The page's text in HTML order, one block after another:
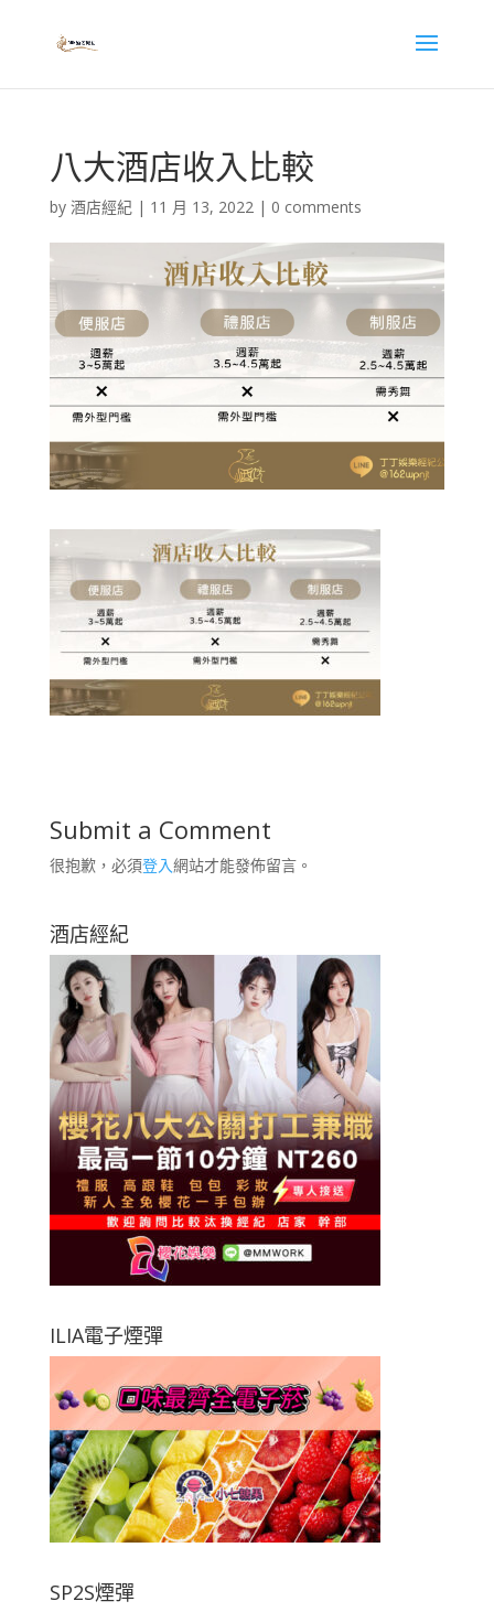
八大酒店收入比較
by 酒店經紀| 11 月 13, 2022| 0 comments
Submit a Comment
很抱歉，必須登入網站才能發佈留言。
酒店經紀
ILIA電子煙彈
SP2S煙彈